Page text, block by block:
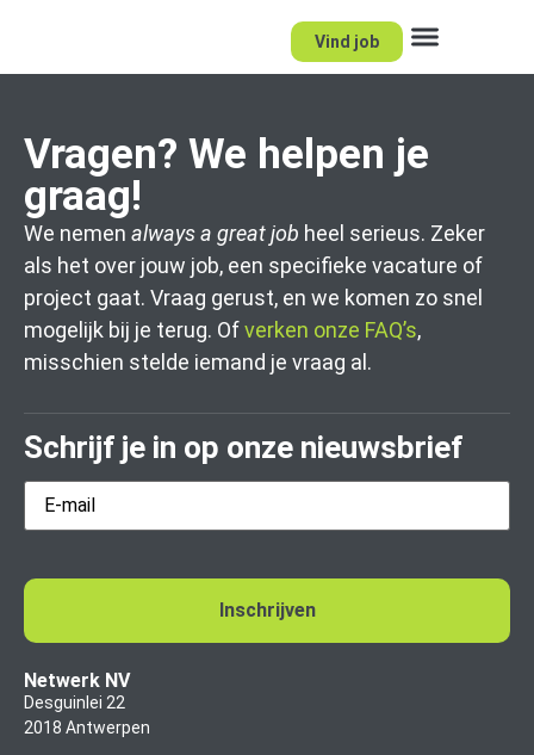
Vind job
Vragen? We helpen je
graag!
We nemen always a great job heel serieus. Zeker
als het over jouw job, een specifieke vacature of
project gaat. Vraag gerust, en we komen zo snel
mogelijk bij je terug. Ofverken onze FAQ’s,
misschien stelde iemand je vraag al.
Schrijf je in op onze nieuwsbrief
E-
mail*
Netwerk NV
Desguinlei 22
2018 Antwerpen